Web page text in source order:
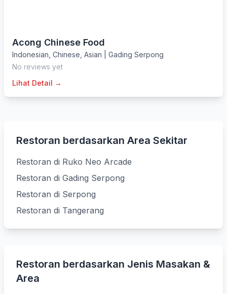
Acong Chinese Food
Indonesian Chinese Asian
Gading Serpong
No reviews yet
Lihat Detail →
Restoran berdasarkan Area Sekitar
Restoran di Ruko Neo Arcade
Restoran di Gading Serpong
Restoran di Serpong
Restoran di Tangerang
Restoran berdasarkan Jenis Masakan &
Area